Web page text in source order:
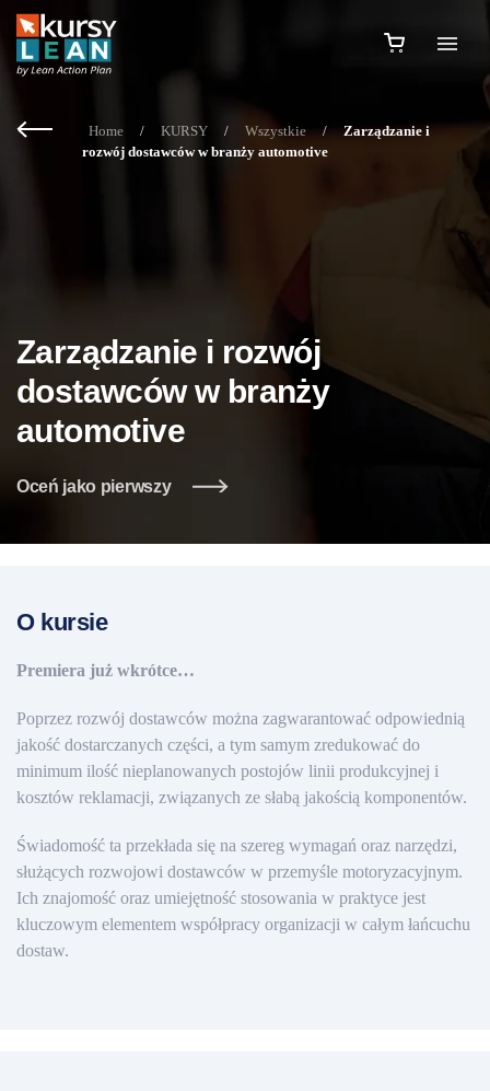
Home / KURSY / Wszystkie /
Zarządzanie i
rozwój dostawców w branży automotive
Zarządzanie i rozwój
dostawców w branży
automotive
Oceń jako pierwszy
O kursie
Premiera już wkrótce…
Poprzez rozwój dostawców można zagwarantować odpowiednią
jakość dostarczanych części, a tym samym zredukować do
minimum ilość nieplanowanych postojów linii produkcyjnej i
kosztów reklamacji, związanych ze słabą jakością komponentów.
Świadomość ta przekłada się na szereg wymagań oraz narzędzi,
służących rozwojowi dostawców w przemyśle motoryzacyjnym.
Ich znajomość oraz umiejętność stosowania w praktyce jest
kluczowym elementem współpracy organizacji w całym łańcuchu
dostaw.